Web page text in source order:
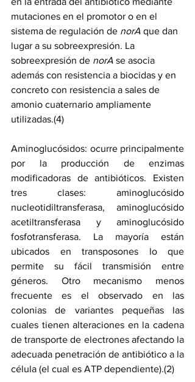
mutaciones en el promotor o en el
sistema de regulación de norA que dan
lugar a su sobreexpresión. La
sobreexpresión de norA se asocia
además con resistencia a biocidas y en
concreto con resistencia a sales de
amonio cuaternario ampliamente
utilizadas.(4)
Aminoglucósidos: ocurre principalmente
por la producción de enzimas
modificadoras de antibióticos. Existen
tres clases: aminoglucósido
nucleotidiltransferasa, aminoglucósido
acetiltransferasa y aminoglucósido
fosfotransferasa. La mayoría están
ubicados en transposones lo que
permite su fácil transmisión entre
géneros. Otro mecanismo menos
frecuente es el observado en las
colonias de variantes pequeñas las
cuales tienen alteraciones en la cadena
de transporte de electrones afectando la
adecuada penetración de antibiótico a la
célula (el cual es ATP dependiente).(2)